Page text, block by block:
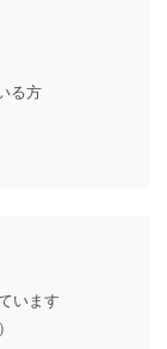
る方
います